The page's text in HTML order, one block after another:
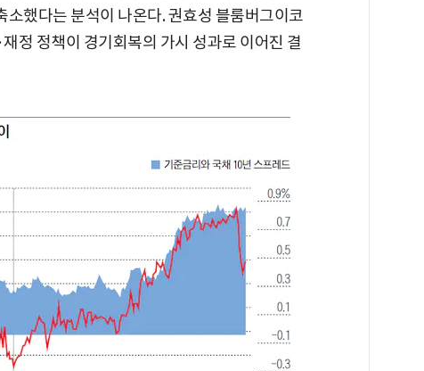
했다는 분석이 나온다. 권효성 블룸버그이코
정 정책이 경기회복의 가시 성과로 이어진 결